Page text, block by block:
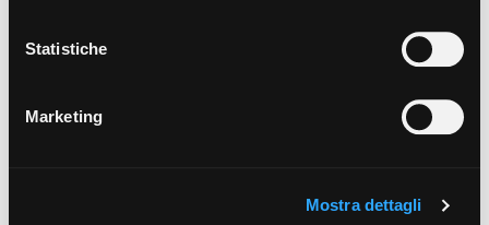
funzionamento, puoi prendere visione dell’informativa
cliccando qui.
Statistiche
Marketing
Mostra dettagli